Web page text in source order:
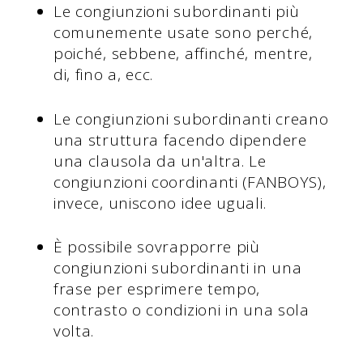
Le congiunzioni subordinanti più
comunemente usate sono perché,
poiché, sebbene, affinché, mentre,
di, fino a, ecc.
Le congiunzioni subordinanti creano
una struttura facendo dipendere
una clausola da un'altra. Le
congiunzioni coordinanti (FANBOYS),
invece, uniscono idee uguali.
È possibile sovrapporre più
congiunzioni subordinanti in una
frase per esprimere tempo,
contrasto o condizioni in una sola
volta.